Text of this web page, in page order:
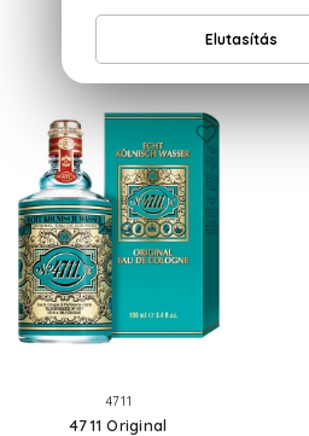
4711
4711 Original